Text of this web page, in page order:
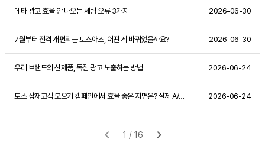
메타 광고 효율 안 나오는 세팅 오류 3가지 2026-06-30
7월부터 전격 개편되는 토스애즈, 어떤 게 바뀌었을까요? 2026-06-30
우리 브랜드의 신제품, 독점 광고 노출하는 방법 2026-06-24
토스 잠재고객 모으기 캠페인에서 효율 좋은 지면은? 실제 A/B 테스트 사례 공유 2026-06-24